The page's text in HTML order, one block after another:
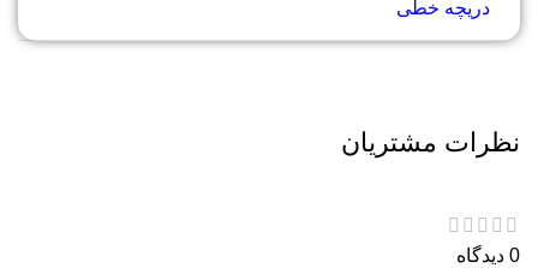
دریچه خطی
نظرات مشتریان
0 دیدگاه